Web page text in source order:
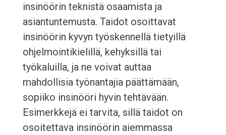
insinöörin teknistä osaamista ja
asiantuntemusta. Taidot osoittavat
insinöörin kyvyn työskennellä tietyillä
ohjelmointikielillä, kehyksillä tai
työkaluilla, ja ne voivat auttaa
mahdollisia työnantajia päättämään,
sopiiko insinööri hyvin tehtävään.
Esimerkkejä ei tarvita, sillä taidot on
osoitettava insinöörin aiemmassa